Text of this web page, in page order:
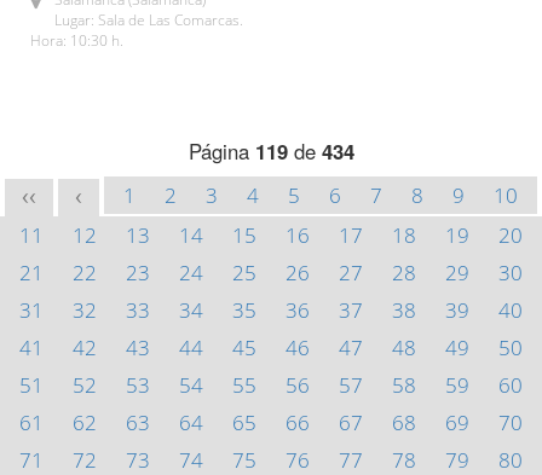
Lugar: Sala de Las Comarcas.
Hora: 10:30 h.
Página 119de 434
<< < 1 2 3 4 5 6 7 8 9
10
11
12 13 14 15 16 17 18 19
20
21
22 23 24 25 26 27 28 29
30
31
32 33 34 35 36 37 38 39
40
41
42 43 44 45 46 47 48 49
50
51
52 53 54 55 56 57 58 59
60
61
62 63 64 65 66 67 68 69
70
71
72 73 74 75 76 77 78 79
80